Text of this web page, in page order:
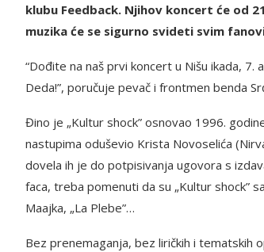
klubu Feedback. Njihov koncert će od
muzika će se sigurno svideti svim
“Dođite na naš prvi koncert u Nišu ikada,
Deda!”, poručuje pevač i frontmen benda
Đino je „Kultur shock” osnovao 1996.
nastupima oduševio Krista Novoselića
dovela ih je do potpisivanja ugovora s
faca, treba pomenuti da su „Kultur shock”
Maajka, „La Plebe”…
Bez prenemaganja, bez liričkih i tematskih